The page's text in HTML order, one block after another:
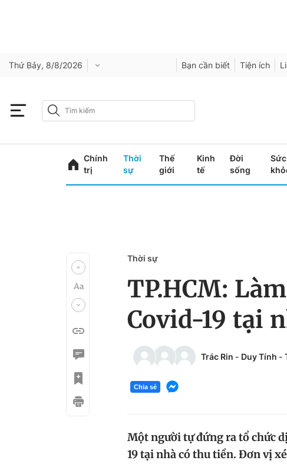
Thứ Bảy, 8/8/2026 Bạn cần biết Tiện ích
Chính
trị
Thời
sự
Thế
giới
Kinh
tế
Đời
sống
Sức
Thời sự
TP.HCM:
Covid-19 tại
Trác Rin - Duy Tính -
Chia sẻ
Một người tự đứng ra tổ chức
19 tại nhà có thu tiền. Đơn vị